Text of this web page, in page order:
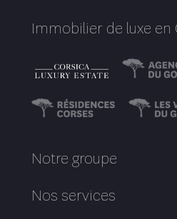
Immobilier de luxe en
Notre groupe
Nos services